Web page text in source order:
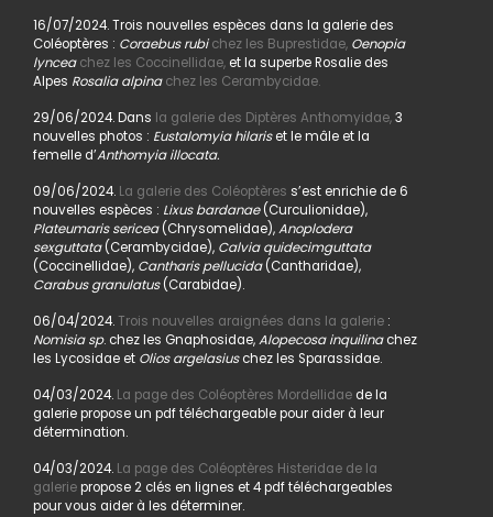
16/07/2024. Trois nouvelles espèces dans la galerie des
Coléoptères : Coraebus rubi chez les Buprestidae, Oenopia
lyncea chez les Coccinellidae,et la superbe Rosalie des
Alpes Rosalia alpina chez les Cerambycidae.
29/06/2024. Dans la galerie des Diptères Anthomyidae,3
nouvelles photos : Eustalomyia hilariset le mâle et la
femelle d’Anthomyia illocata.
09/06/2024.La galerie des Coléoptères s’est enrichie de 6
nouvelles espèces : Lixus bardanae(Curculionidae),
Plateumaris sericea(Chrysomelidae),Anoplodera
sexguttata(Cerambycidae), Calvia quidecimguttata
(Coccinellidae), Cantharis pellucida(Cantharidae),
Carabus granulatus(Carabidae).
06/04/2024.Trois nouvelles araignées dans la galerie:
Nomisia sp. chez les Gnaphosidae,Alopecosa inquilinachez
les Lycosidae et Olios argelasiuschez les Sparassidae.
04/03/2024. La page des Coléoptères Mordellidaede la
galerie propose un pdf téléchargeable pour aider à leur
détermination.
04/03/2024. La page des Coléoptères Histeridae de la
galeriepropose 2 clés en lignes et 4 pdf téléchargeables
pour vous aider à les déterminer.